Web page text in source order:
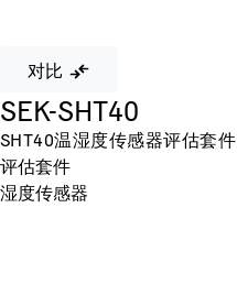
对比
SEK-SHT40
SHT40温湿度传感器评估套件
评估套件
湿度传感器